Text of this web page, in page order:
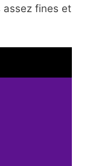
assez fines et